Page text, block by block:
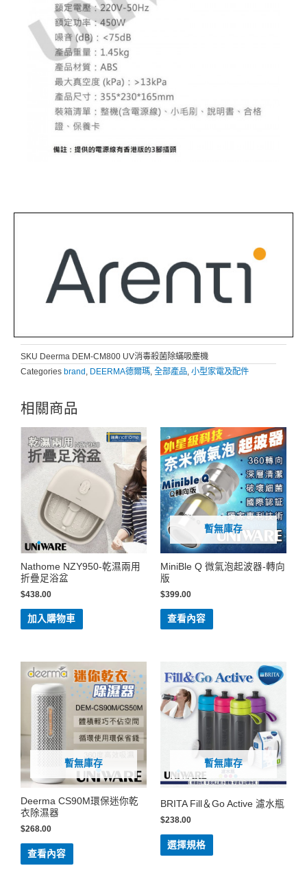
SKU Deerma DEM-CM800 UV消毒殺菌除蟎吸塵機
Categories brand DEERMA德爾瑪 全部產品 小型家電及配件
相關商品
Nathome NZY950-乾濕兩用
折疊足浴盆
$438.00
加入購物車
暫無庫存
MiniBle Q 微氣泡起波器-轉向
版
$399.00
查看內容
暫無庫存
Deerma CS90M環保迷你乾
衣除濕器
$268.00
查看內容
暫無庫存
BRITA Fill＆Go Active 濾水瓶
$238.00
選擇規格